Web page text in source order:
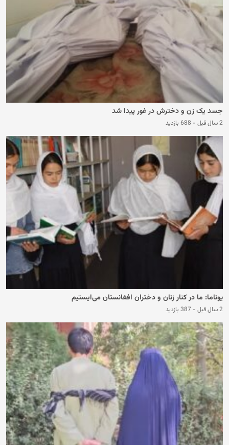
جسد یک زن و دخترش در غور پیدا شد
2 سال قبل - 688 بازدید
یوناما: ما در کنار زنان و دختران افغانستان می‌ایستیم
2 سال قبل - 387 بازدید